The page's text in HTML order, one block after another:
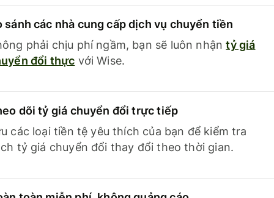
sánh các nhà cung cấp dịch vụ chuyển tiền
phải chịu phí ngầm, bạn sẽ luôn nhậntỷ giá
đổi thực với Wise.
dõi tỷ giá chuyển đổi trực tiếp
các loại tiền tệ yêu thích của bạn để kiểm tra
tỷ giá chuyển đổi thay đổi theo thời gian.